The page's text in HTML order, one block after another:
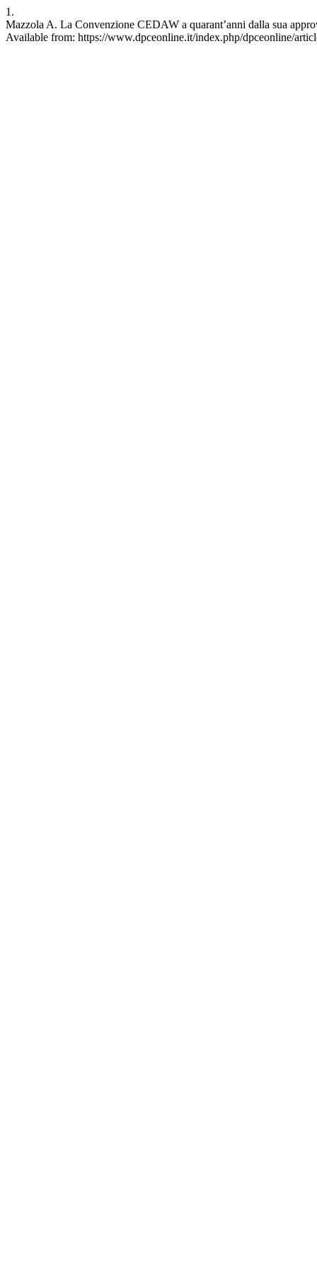
1.
Mazzola A. La Convenzione CEDAW a quarant’anni dalla sua
Available from: https://www.dpceonline.it/index.php/dpceonline/